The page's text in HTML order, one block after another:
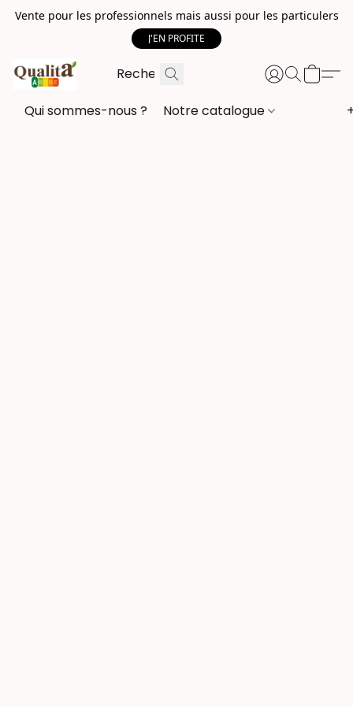
Vente pour les professionnels mais aussi pour les particulers
J'EN PROFITE
Qui sommes-nous ? Notre catalogue